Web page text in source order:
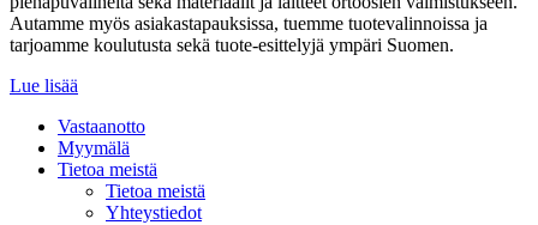
Autamme myös asiakastapauksissa, tuemme tuotevalinnoissa ja
tarjoamme koulutusta sekä tuote-esittelyjä ympäri Suomen.
Lue lisää
Vastaanotto
Myymälä
Tietoa meistä
Tietoa meistä
Yhteystiedot